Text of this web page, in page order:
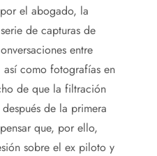
el abogado, la
de capturas de
entre
así como fotografías en
de que la filtración
de la primera
que, por ello,
sobre el ex piloto y